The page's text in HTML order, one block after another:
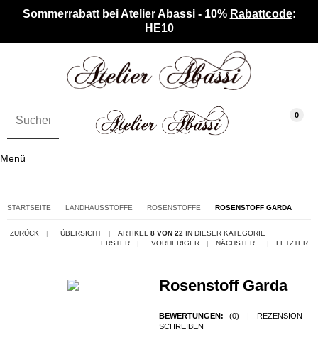
Sommerrabatt bei Atelier Abassi - 10% Rabattcode:
HE10
0
Menü
STARTSEITE LANDHAUSSTOFFE ROSENSTOFFE ROSENSTOFF GARDA
ZURÜCK | ÜBERSICHT | ARTIKEL 8 VON 22 IN DIESER KATEGORIE
ERSTER
| VORHERIGER | NÄCHSTER | LETZTER
Rosenstoff Garda
BEWERTUNGEN: (0) |
REZENSION
SCHREIBEN